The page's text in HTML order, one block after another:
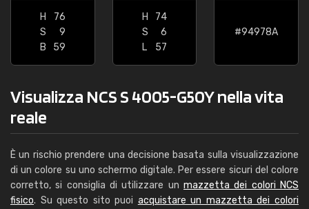
H
76
S
9
B
59
H
74
S
6
L
57
#94978A
Visualizza NCS S 4005-G50Y nella vita
reale
È un rischio prendere una decisione basata sulla visualizzazione
di un colore su uno schermo digitale. Per essere sicuri del colore
corretto, si consiglia di utilizzare un mazzetta dei colori NCS
fisico. Su questo sito puoi acquistare un mazzetta dei colori